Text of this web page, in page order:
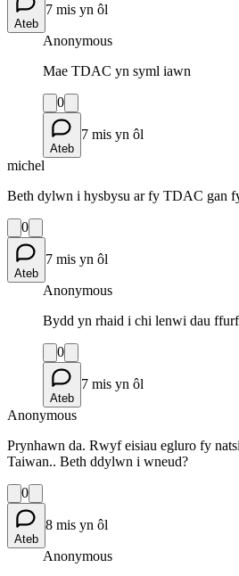
Ateb
7 mis yn ôl
Anonymous
Mae TDAC yn syml iawn
0
Ateb
7 mis yn ôl
michel
Beth dylwn i hysbysu ar fy TDAC gan
0
Ateb
7 mis yn ôl
Anonymous
Bydd yn rhaid i chi lenwi dau
0
Ateb
7 mis yn ôl
Anonymous
Prynhawn da. Rwyf eisiau egluro fy
Taiwan.. Beth ddylwn i wneud?
0
Ateb
8 mis yn ôl
Anonymous